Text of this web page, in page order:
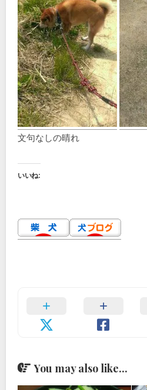
文句なしの晴れ
いいね:
You may also like...